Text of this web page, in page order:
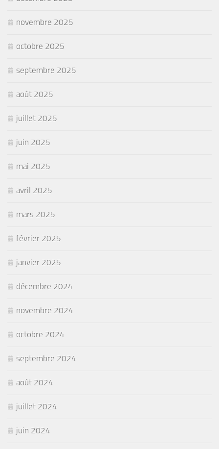
novembre 2025
octobre 2025
septembre 2025
août 2025
juillet 2025
juin 2025
mai 2025
avril 2025
mars 2025
février 2025
janvier 2025
décembre 2024
novembre 2024
octobre 2024
septembre 2024
août 2024
juillet 2024
juin 2024